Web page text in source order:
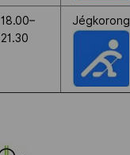
18.00–
21.30
Jégkorong